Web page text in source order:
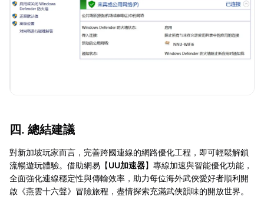
四. 總結建議
對新加坡玩家而言，完善跨國連線的網路優化工程，即可輕鬆解鎖
流暢遊玩體驗。借助網易【UU加速器】專線加速與智能優化功能，
全面強化連線穩定性與傳輸效率，助力每位海外武俠愛好者順利開
啟《燕雲十六聲》冒險旅程，盡情探索充滿武俠韻味的開放世界。